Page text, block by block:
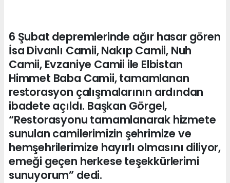
6 Şubat depremlerinde ağır hasar gören
İsa Divanlı Camii, Nakıp Camii, Nuh
Camii, Evzaniye Camii ile Elbistan
Himmet Baba Camii, tamamlanan
restorasyon çalışmalarının ardından
ibadete açıldı. Başkan Görgel,
“Restorasyonu tamamlanarak hizmete
sunulan camilerimizin şehrimize ve
hemşehrilerimize hayırlı olmasını diliyor,
emeği geçen herkese teşekkürlerimi
sunuyorum” dedi.